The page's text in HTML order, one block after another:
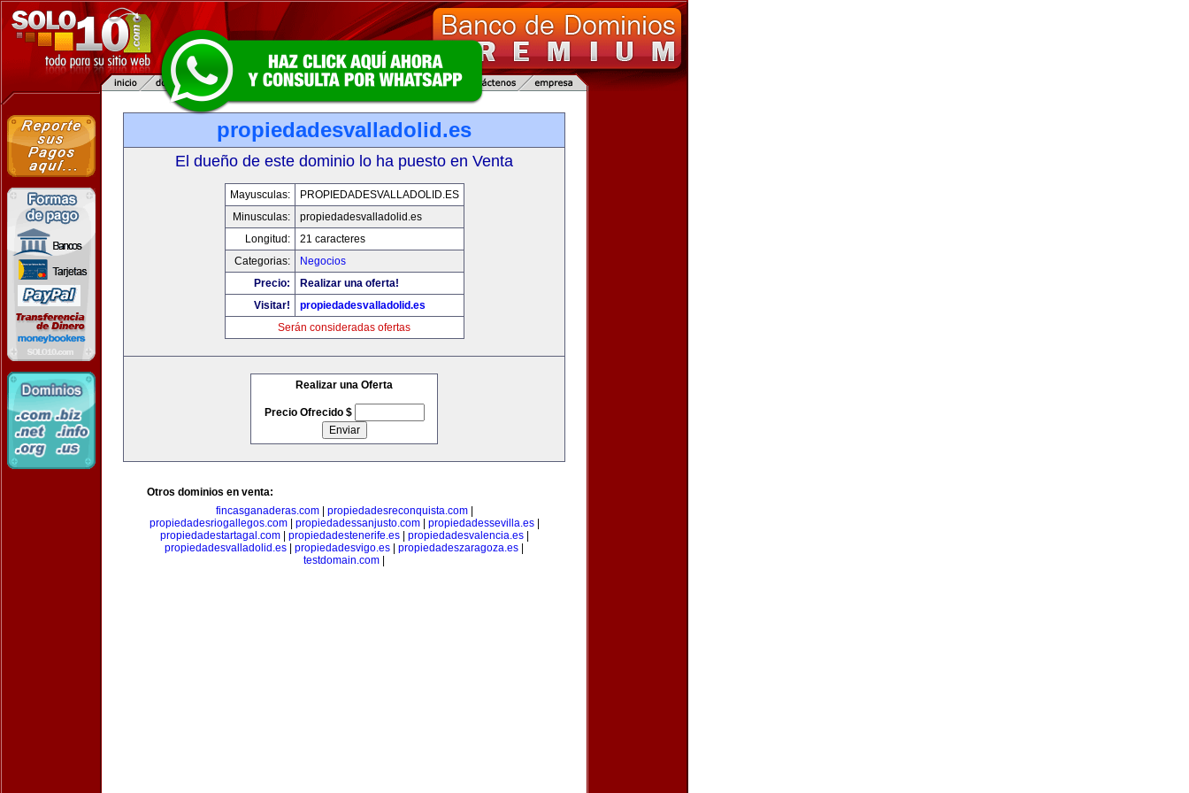
propiedadesvalladolid.es
El dueño de este dominio lo ha puesto en Venta
Mayusculas:
PROPIEDADESVALLADOLID.ES
Minusculas:
propiedadesvalladolid.es
Longitud:
21 caracteres
Categorias:
Negocios
Precio:
Realizar una oferta!
Visitar!
propiedadesvalladolid.es
Serán consideradas ofertas
Realizar una Oferta
Precio Ofrecido $
Otros dominios en venta:
fincasganaderas.com| propiedadesreconquista.com|
propiedadesriogallegos.com| propiedadessanjusto.com| propiedadessevilla.es|
propiedadestartagal.com| propiedadestenerife.es| propiedadesvalencia.es|
propiedadesvalladolid.es
propiedadesvigo.es propiedadeszaragoza.es
testdomain.com